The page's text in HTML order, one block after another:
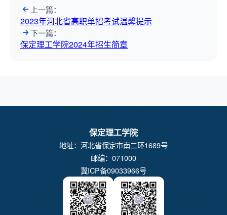
上一篇：
2023年河北省高职单招考试温馨提示
下一篇：
保定理工学院2024年招生简章
保定理工学院
地址：河北省保定市南二环1689号
邮编：071000
冀ICP备09033966号